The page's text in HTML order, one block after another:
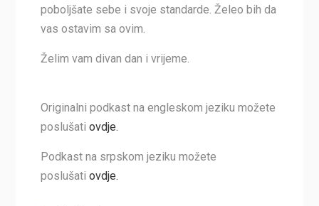
poboljšate sebe i svoje standarde. Želeo bih da
vas ostavim sa ovim.
Želim vam divan dan i vrijeme.
Originalni podkast na engleskom jeziku možete
poslušati ovdje.
Podkast na srpskom jeziku možete
poslušati ovdje.